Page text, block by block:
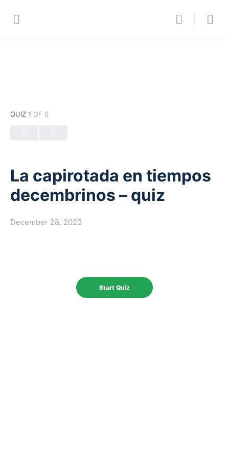
QUIZ 1 OF 0
La capirotada en tiempos
decembrinos – quiz
December 28, 2023